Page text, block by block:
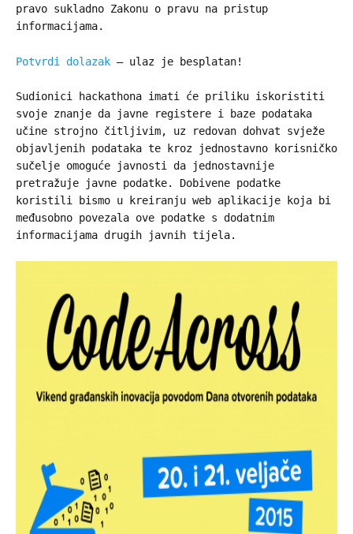
pravo sukladno Zakonu o pravu na pristup
informacijama.
Potvrdi dolazak – ulaz je besplatan!
Sudionici hackathona imati će priliku iskoristiti
svoje znanje da javne registere i baze podataka
učine strojno čitljivim, uz redovan dohvat svježe
objavljenih podataka te kroz jednostavno korisničko
sučelje omoguće javnosti da jednostavnije
pretražuje javne podatke. Dobivene podatke
koristili bismo u kreiranju web aplikacije koja bi
međusobno povezala ove podatke s dodatnim
informacijama drugih javnih tijela.